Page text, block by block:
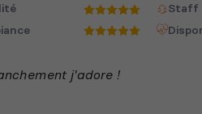
Staff
j'adore !